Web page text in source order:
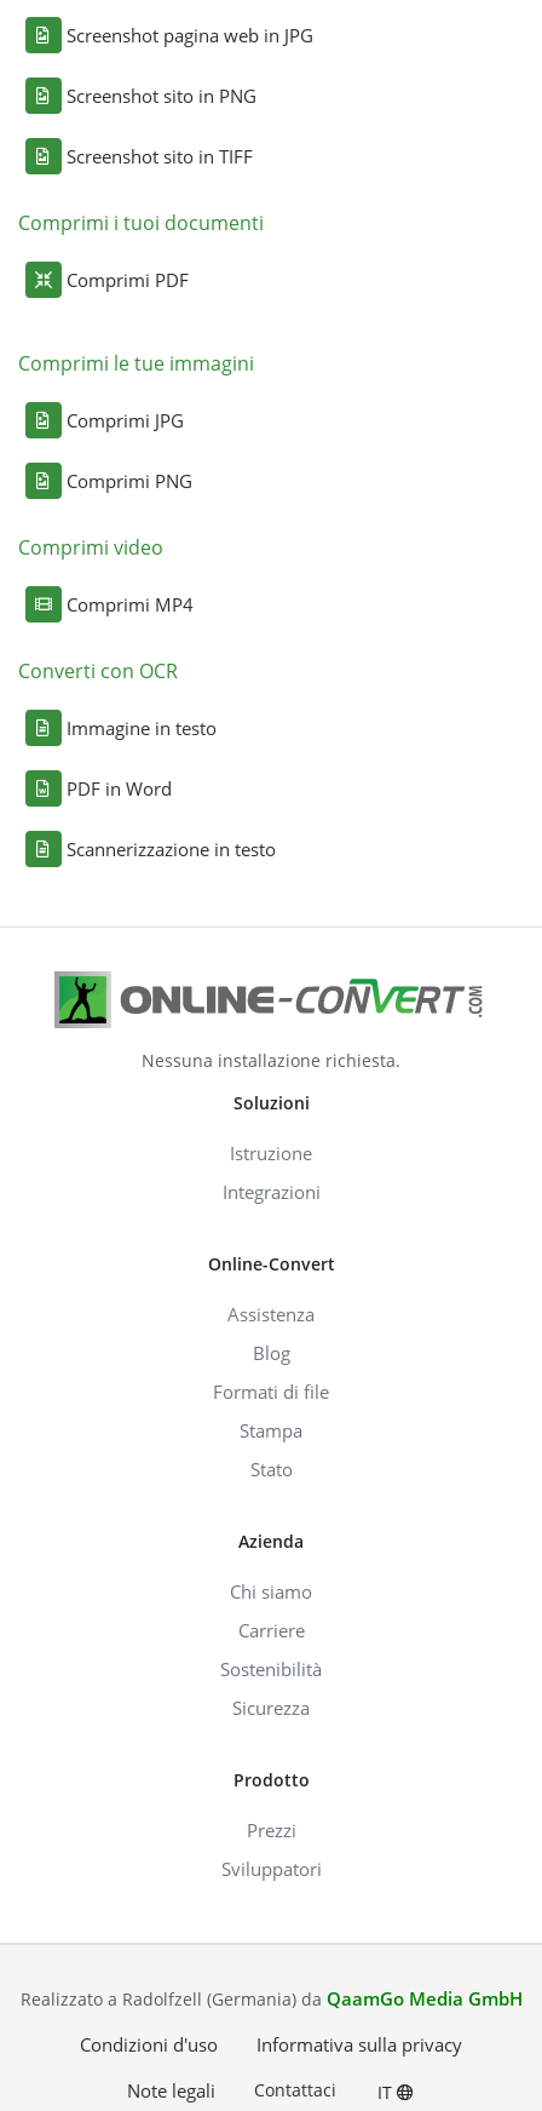
Screenshot pagina web in JPG
Screenshot sito in PNG
Screenshot sito in TIFF
Comprimi i tuoi documenti
Comprimi PDF
Comprimi le tue immagini
Comprimi JPG
Comprimi PNG
Comprimi video
Comprimi MP4
Converti con OCR
Immagine in testo
PDF in Word
Scannerizzazione in testo
Nessuna installazione richiesta.
Soluzioni
Istruzione
Integrazioni
Online-Convert
Assistenza
Blog
Formati di file
Stampa
Stato
Azienda
Chi siamo
Carriere
Sostenibilità
Sicurezza
Prodotto
Prezzi
Sviluppatori
Realizzato a Radolfzell (Germania) da QaamGo Media GmbH
Condizioni d'uso
Informativa sulla privacy
Note legali
Contattaci IT